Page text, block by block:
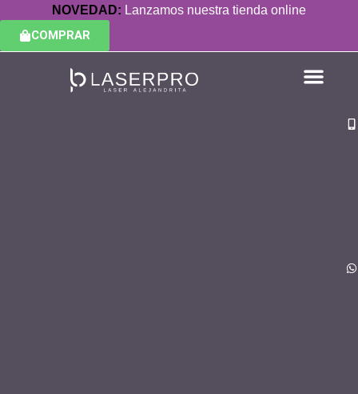
NOVEDAD: Lanzamos nuestra tienda online
COMPRAR